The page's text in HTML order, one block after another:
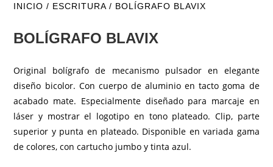
INICIO / ESCRITURA / BOLÍGRAFO BLAVIX
BOLÍGRAFO BLAVIX
Original bolígrafo de mecanismo pulsador en elegante
diseño bicolor. Con cuerpo de aluminio en tacto goma de
acabado mate. Especialmente diseñado para marcaje en
láser y mostrar el logotipo en tono plateado. Clip, parte
superior y punta en plateado. Disponible en variada gama
de colores, con cartucho jumbo y tinta azul.